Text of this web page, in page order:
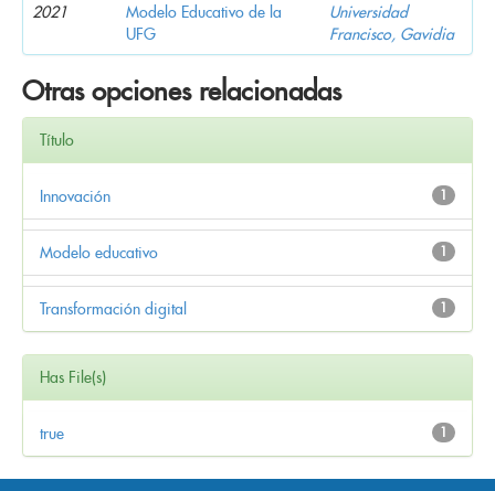
2021
Modelo Educativo de la
UFG
Universidad
Francisco, Gavidia
Otras opciones relacionadas
Título
1
Innovación
1
Modelo educativo
1
Transformación digital
Has File(s)
1
true